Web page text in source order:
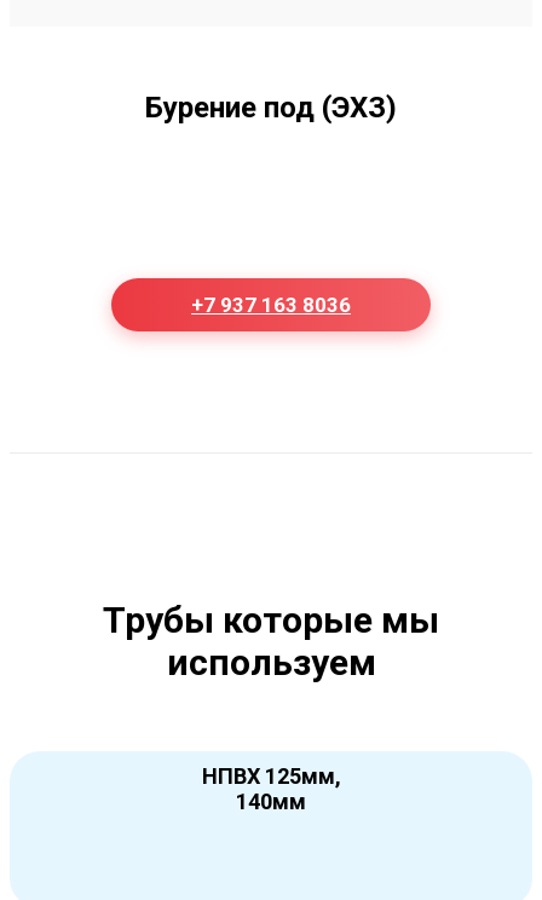
Бурение под (ЭХЗ)
+7 937 163 8036
Трубы которые мы
используем
НПВХ 125мм,
140мм